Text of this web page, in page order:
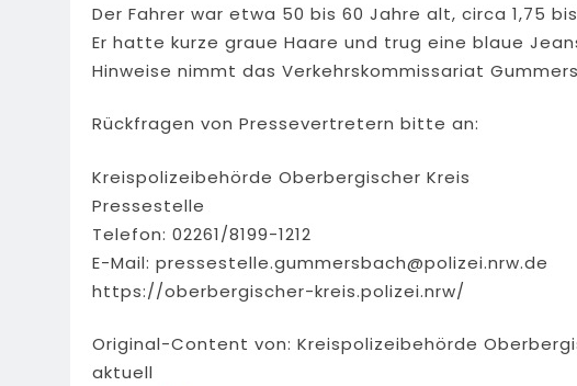
Der Fahrer war etwa 50 bis 60 Jahre alt, circa 1,75
Er hatte kurze graue Haare und trug eine blaue
Hinweise nimmt das Verkehrskommissariat
Rückfragen von Pressevertretern bitte an:
Kreispolizeibehörde Oberbergischer Kreis
Pressestelle
Telefon: 02261/8199-1212
E-Mail: pressestelle.gummersbach@polizei.nrw.de
https://oberbergischer-kreis.polizei.nrw/
Original-Content von: Kreispolizeibehörde
aktuell